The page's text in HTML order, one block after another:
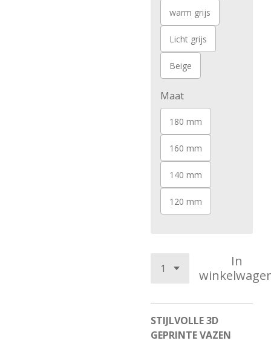
warm grijs
Licht grijs
Beige
Maat
180 mm
160 mm
140 mm
120 mm
In
STIJLVOLLE 3D
GEPRINTE VAZEN